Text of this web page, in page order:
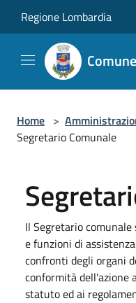
Regione Lombardia
Home >
Segretario Comunale
Il Segretario
e funzioni di
confronti degli organi
conformità dell'azione
statuto ed ai